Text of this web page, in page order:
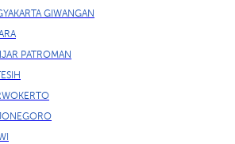
GIWANGAN
PATROMAN